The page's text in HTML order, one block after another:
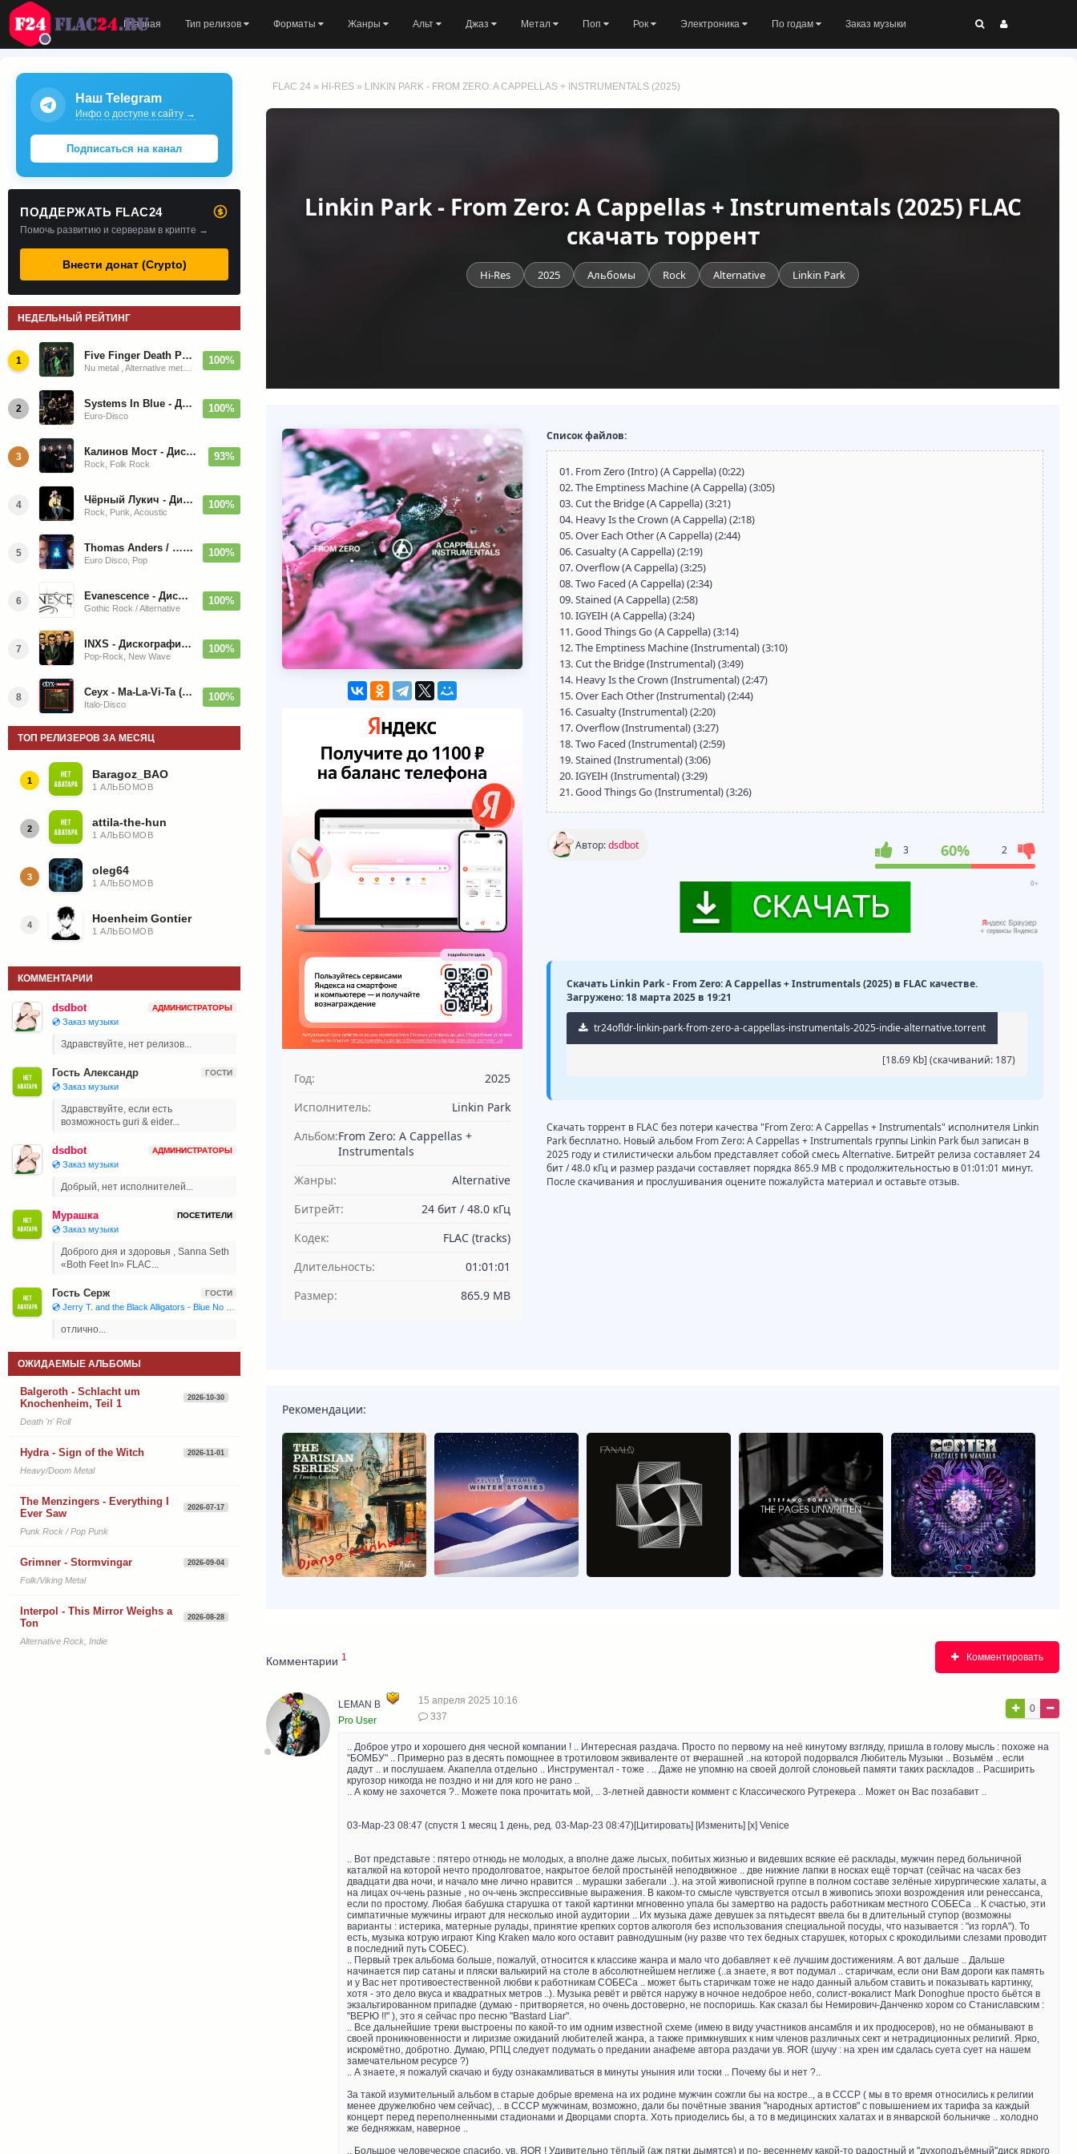
Главная Тип релизов Форматы Жанры Альт Джаз Метал Поп Рок Электроника По годам Заказ музыки
FLAC 24 » HI-RES » LINKIN PARK - FROM ZERO: A CAPPELLAS + INSTRUMENTALS (2025)
Linkin Park - From Zero: A Cappellas + Instrumentals (2025) FLAC
скачать торрент
Hi-Res 2025 Альбомы Rock Alternative Linkin Park
Год:
2025
Исполнитель:
Linkin Park
Альбом:From Zero: A Cappellas +
Instrumentals
Жанры:
Alternative
Битрейт:
24 бит / 48.0 кГц
Кодек:
FLAC (tracks)
Длительность:
01:01:01
Размер:
865.9 MB
Список файлов:
01. From Zero (Intro) (A Cappella) (0:22)
02. The Emptiness Machine (A Cappella) (3:05)
03. Cut the Bridge (A Cappella) (3:21)
04. Heavy Is the Crown (A Cappella) (2:18)
05. Over Each Other (A Cappella) (2:44)
06. Casualty (A Cappella) (2:19)
07. Overflow (A Cappella) (3:25)
08. Two Faced (A Cappella) (2:34)
09. Stained (A Cappella) (2:58)
10. IGYEIH (A Cappella) (3:24)
11. Good Things Go (A Cappella) (3:14)
12. The Emptiness Machine (Instrumental) (3:10)
13. Cut the Bridge (Instrumental) (3:49)
14. Heavy Is the Crown (Instrumental) (2:47)
15. Over Each Other (Instrumental) (2:44)
16. Casualty (Instrumental) (2:20)
17. Overflow (Instrumental) (3:27)
18. Two Faced (Instrumental) (2:59)
19. Stained (Instrumental) (3:06)
20. IGYEIH (Instrumental) (3:29)
21. Good Things Go (Instrumental) (3:26)
Автор:dsdbot 3 60% 2
Скачать Linkin Park - From Zero: A Cappellas + Instrumentals (2025) в FLAC качестве.
Загружено: 18 марта 2025 в 19:21
tr24ofldr-linkin-park-from-zero-a-cappellas-instrumentals-2025-indie-alternative.torrent
[18.69 Kb] (cкачиваний: 187)
Скачать торрент в FLAC без потери качества "From Zero: A Cappellas + Instrumentals" исполнителя Linkin
Park бесплатно. Новый альбом From Zero: A Cappellas + Instrumentals группы Linkin Park был записан в
2025 году и стилистически альбом представляет собой смесь Alternative. Битрейт релиза составляет 24
бит / 48.0 кГц и размер раздачи составляет порядка 865.9 MB с продолжительностью в 01:01:01 минут.
После скачивания и прослушивания оцените пожалуйста материал и оставьте отзыв.
Рекомендации:
Комментарии 1 Комментировать
LEMAN B
Pro User
15 апреля 2025 10:16
337
0
.. Доброе утро и хорошего дня чесной компании ! .. Интересная раздача. Просто по первому на неё кинутому взгляду, пришла в голову мысль : похоже на
"БОМБУ" .. Примерно раз в десять помощнее в тротиловом эквиваленте от вчерашней ..на которой подорвался Любитель Музыки .. Возьмём .. если
дадут .. и послушаем. Акапелла отдельно .. Инструментал - тоже . .. Даже не упомню на своей долгой слоновьей памяти таких раскладов .. Расширить
кругозор никогда не поздно и ни для кого не рано ..
.. А кому не захочется ?.. Можете пока прочитать мой, .. 3-летней давности коммент с Классического Рутрекера .. Может он Вас позабавит ..
03-Мар-23 08:47 (спустя 1 месяц 1 день, ред. 03-Мар-23 08:47)[Цитировать] [Изменить] [x] Venice
.. Вот представьте : пятеро отнюдь не молодых, а вполне даже лысых, побитых жизнью и видевших всякие её расклады, мужчин перед больничной
каталкой на которой нечто продолговатое, накрытое белой простынёй неподвижное .. две нижние лапки в носках ещё торчат (сейчас на часах без
двадцати два ночи, и начало мне лично нравится .. мурашки забегали ..). на этой живописной группе в полном составе зелёные хирургические халаты, а
на лицах оч-чень разные , но оч-чень экспрессивные выражения. В каком-то смысле чувствуется отсыл в живопись эпохи возрождения или ренессанса,
если по простому. Любая бабушка старушка от такой картинки мгновенно упала бы замертво на радость работникам местного СОБЕСа .. К счастью, эти
симпатичные мужчины играют для несколько иной аудитории .. Их музыка даже девушек за пятьдесят ввела бы в длительный ступор (возможны
варианты : истерика, матерные рулады, принятие крепких сортов алкоголя без использования специальной посуды, что называется : "из горлА"). То
есть, музыка котрую играют King Kraken мало кого оставит равнодушным (ну разве что тех бедных старушек, которых с крокодильими слезами проводит
в последний путь СОБЕС).
.. Первый трек альбома больше, пожалуй, относится к классике жанра и мало что добавляет к её лучшим достижениям. А вот дальше .. Дальше
начинается пир сатаны и пляски валькирий на столе в абсолютнейшем неглиже (..а знаете, я вот подумал .. старичкам, если они Вам дороги как память
и у Вас нет противоестественной любви к работникам СОБЕСа .. может быть старичкам тоже не надо данный альбом ставить и показывать картинку,
хотя - это дело вкуса и квадратных метров ..). Музыка ревёт и рвётся наружу в ночное недоброе небо, солист-вокалист Mark Donoghue просто бьётся в
экзальтированном припадке (думаю - притворяется, но очень достоверно, не поспоришь. Как сказал бы Немирович-Данченко хором со Станиславским :
"ВЕРЮ !!" ), это я сейчас про песню "Bastard Liar".
.. Все дальнейшие треки выстроены по какой-то им одним известной схеме (имею в виду участников ансамбля и их продюсеров), но не обманывают в
своей проникновенности и лиризме ожиданий любителей жанра, а также примкнувших к ним членов различных сект и нетрадиционных религий. Ярко,
искромётно, добротно. Думаю, РПЦ следует подумать о предании анафеме автора раздачи ув. ЯОR (шучу : на хрен им сдалась суета сует на нашем
замечательном ресурсе ?)
.. А знaете, я пожалуй скачаю и буду ознакамливаться в минуты уныния или тоски .. Почему бы и нет ?..
За такой изумительный альбом в старые добрые времена на их родине мужчин сожгли бы на костре.., а в СССР ( мы в то время относились к религии
менее дружелюбно чем сейчас), .. в СССР мужчинам, возможно, дали бы почётные звания "народных артистов" с повышением их тарифа за каждый
концерт перед переполненными стадионами и Дворцами спорта. Хоть приоделись бы, а то в медицинских халатах и в январской больничке .. холодно
же бедняжкам, наверное ..
.. Большое человеческое спасибо, ув. ЯОR ! Удивительно тёплый (аж пятки дымятся) и по- весеннему какой-то радостный и "духоподъёмный"диск яркого
Наш Telegram
Инфо о доступе к сайту →
Подписаться на канал
ПОДДЕРЖАТЬ FLAC24
Помочь развитию и серверам в крипте →
Внести донат (Crypto)
НЕДЕЛЬНЫЙ РЕЙТИНГ
1 Five Finger Death Punch - Дискография (2008-2026) 100%
2 Systems In Blue - Дискография (2020-2026)
Euro-Disco
100%
3 Калинов Мост - Дискография (1986-2026)
Rock, Folk Rock
93%
4 Чёрный Лукич - Дискография (1987-2014)
Rock, Punk, Acoustic
100%
5 Thomas Anders / … Sings Modern Talking: The Best hi-res
Euro Disco, Pop
100%
6 Evanescence - Дискография (1998-2026)
Gothic Rock / Alternative
100%
7 INXS - Дискография (1981-2004)
Pop-Rock, New Wave
100%
8 Ceyx - Ma-La-Vi-Ta (12'' Maxi-Single)
Italo-Disco
100%
ТОП РЕЛИЗЕРОВ ЗА МЕСЯЦ
1 Baragoz_BAO
1 АЛЬБОМОВ
2 attila-the-hun
1 АЛЬБОМОВ
3 oleg64
1 АЛЬБОМОВ
4 Hoenheim Gontier
1 АЛЬБОМОВ
КОММЕНТАРИИ
dsdbot АДМИНИСТРАТОРЫ
💿 Заказ музыки
Здравствуйте, нет релизов...
Гость Александр ГОСТИ
💿 Заказ музыки
Здравствуйте, если есть
возможность guri & eider...
dsdbot АДМИНИСТРАТОРЫ
💿 Заказ музыки
Добрый, нет исполнителей...
Мурашка ПОСЕТИТЕЛИ
💿 Заказ музыки
Доброго дня и здоровья , Sanna Seth
«Both Feet In» FLAC...
Гость Серж ГОСТИ
отлично...
ОЖИДАЕМЫЕ АЛЬБОМЫ
Balgeroth - Schlacht um
Knochenheim, Teil 1
2026-10-30
Death 'n' Roll
Hydra - Sign of the Witch 2026-11-01
Heavy/Doom Metal
The Menzingers - Everything I
Ever Saw
2026-07-17
Punk Rock / Pop Punk
Grimner - Stormvingar 2026-09-04
Folk/Viking Metal
Interpol - This Mirror Weighs a
Ton
2026-08-28
Alternative Rock, Indie